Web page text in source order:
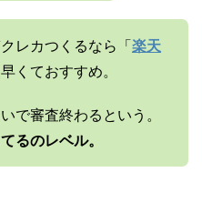
レカつくるなら「楽天
くておすすめ。
で審査終わるという。
るのレベル。